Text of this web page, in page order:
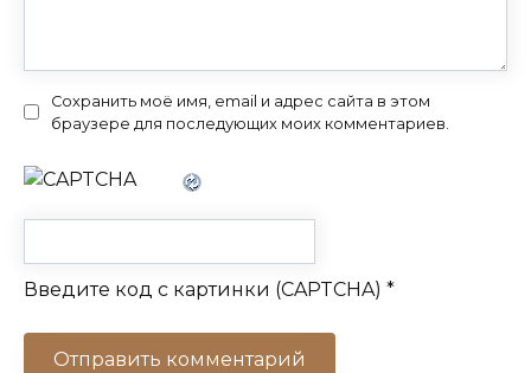
Сохранить моё имя, email и адрес сайта в этом
браузере для последующих моих комментариев.
Введите код с картинки (CAPTCHA) *